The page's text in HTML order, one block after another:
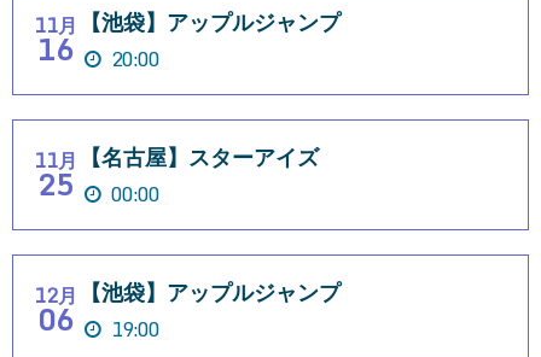
11月
16
【池袋】アップルジャンプ
20:00
11月
25
【名古屋】スターアイズ
00:00
12月
06
【池袋】アップルジャンプ
19:00